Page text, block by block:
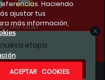
etapa
del club
Haciendo
ajustar tus
más información,
ACEPTAR COOKIES